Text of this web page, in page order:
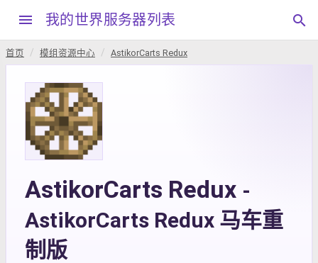
menu 我的世界服务器列表 search
首页 模组资源中心 AstikorCarts Redux
AstikorCarts Redux -
AstikorCarts Redux 马车重
制版